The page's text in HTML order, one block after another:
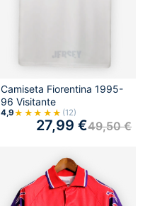
Camiseta Fiorentina 1995-
96 Visitante
4,9★★★★★ (12)
49,50€
27,99 €